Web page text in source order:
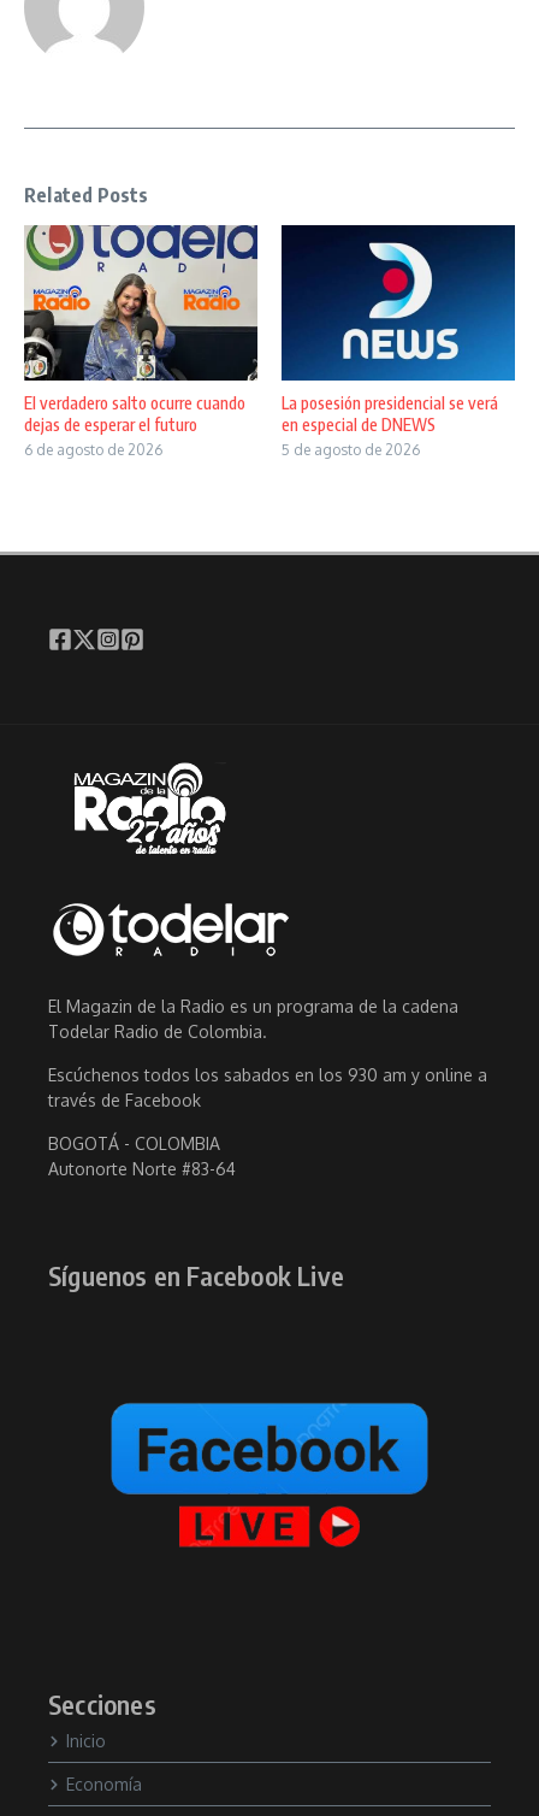
Related Posts
El verdadero salto ocurre cuando
dejas de esperar el futuro
6 de agosto de 2026
La posesión presidencial se verá
en especial de DNEWS
5 de agosto de 2026
El Magazin de la Radio es un programa de la cadena
Todelar Radio de Colombia.
Escúchenos todos los sabados en los 930 am y online a
través de Facebook
BOGOTÁ - COLOMBIA
Autonorte Norte #83-64
Síguenos en Facebook Live
Secciones
Inicio
Economía